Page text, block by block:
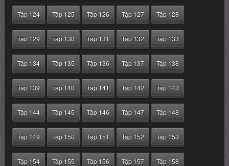
Tập 124 Tập 125 Tập 126 Tập 127 Tập 128
Tập 129 Tập 130 Tập 131 Tập 132 Tập 133
Tập 134 Tập 135 Tập 136 Tập 137 Tập 138
Tập 139 Tập 140 Tập 141 Tập 142 Tập 143
Tập 144 Tập 145 Tập 146 Tập 147 Tập 148
Tập 149 Tập 150 Tập 151 Tập 152 Tập 153
Tập 154 Tập 155 Tập 156 Tập 157 Tập 158